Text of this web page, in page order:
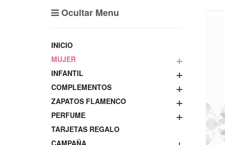
Ocultar Menu
INICIO
+
MUJER
+
INFANTIL
+
COMPLEMENTOS
+
ZAPATOS FLAMENCO
+
PERFUME
TARJETAS REGALO
CAMPAÑA